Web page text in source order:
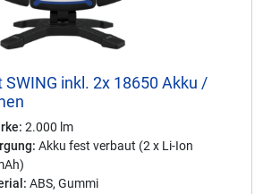
SWING inkl. 2x 18650 Akku /
2.000 lm
Akku fest verbaut (2 x Li-Ion
ABS, Gummi